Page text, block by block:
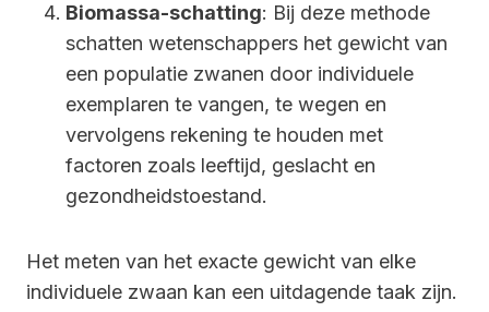
Biomassa-schatting: Bij deze methode
schatten wetenschappers het gewicht van
een populatie zwanen door individuele
exemplaren te vangen, te wegen en
vervolgens rekening te houden met
factoren zoals leeftijd, geslacht en
gezondheidstoestand.
Het meten van het exacte gewicht van elke
individuele zwaan kan een uitdagende taak zijn.